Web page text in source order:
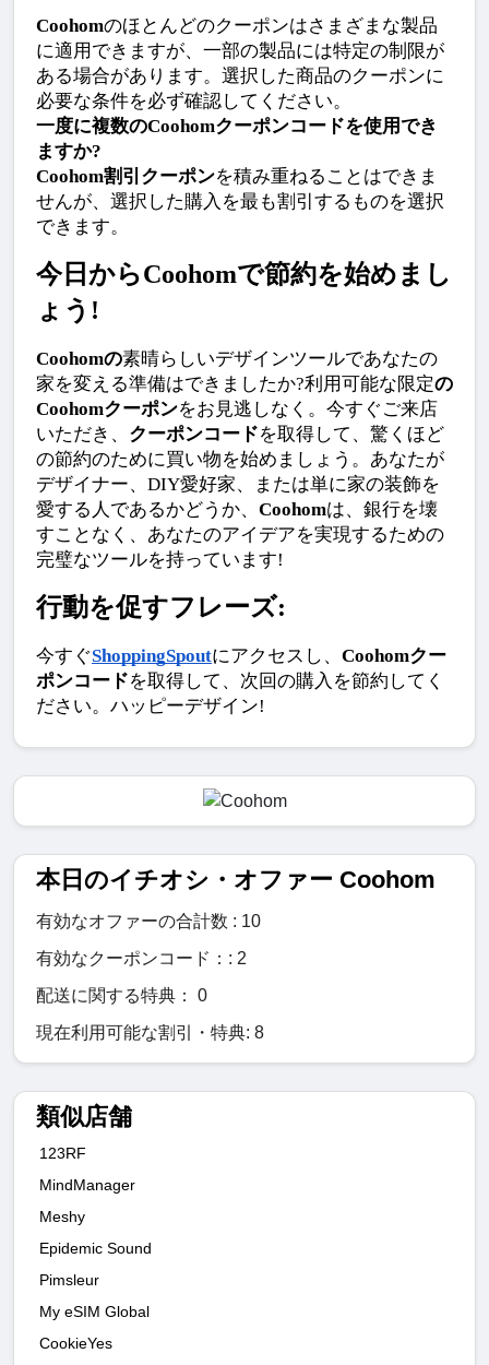
Coohomのほとんどのクーポンはさまざまな製品
に適用できますが、一部の製品には特定の制限が
ある場合があります。選択した商品のクーポンに
必要な条件を必ず確認してください。
一度に複数のCoohomクーポンコードを使用でき
ますか?
Coohom割引クーポンを積み重ねることはできま
せんが、選択した購入を最も割引するものを選択
できます。
今日からCoohomで節約を始めまし
ょう!
Coohomの素晴らしいデザインツールであなたの
家を変える準備はできましたか?利用可能な限定の
Coohomクーポンをお見逃しなく。今すぐご来店
いただき、 クーポンコードを取得して、驚くほど
の節約のために買い物を始めましょう。あなたが
デザイナー、DIY愛好家、または単に家の装飾を
愛する人であるかどうか、 Coohomは、銀行を壊
すことなく、あなたのアイデアを実現するための
完璧なツールを持っています!
行動を促すフレーズ:
今すぐShoppingSpoutにアクセスし、 Coohomクー
ポンコードを取得して、次回の購入を節約してく
ださい。ハッピーデザイン!
本日のイチオシ・オファー Coohom
有効なオファーの合計数 : 10
有効なクーポンコード：: 2
配送に関する特典： 0
現在利用可能な割引・特典: 8
類似店舗
123RF
MindManager
Meshy
Epidemic Sound
Pimsleur
My eSIM Global
CookieYes